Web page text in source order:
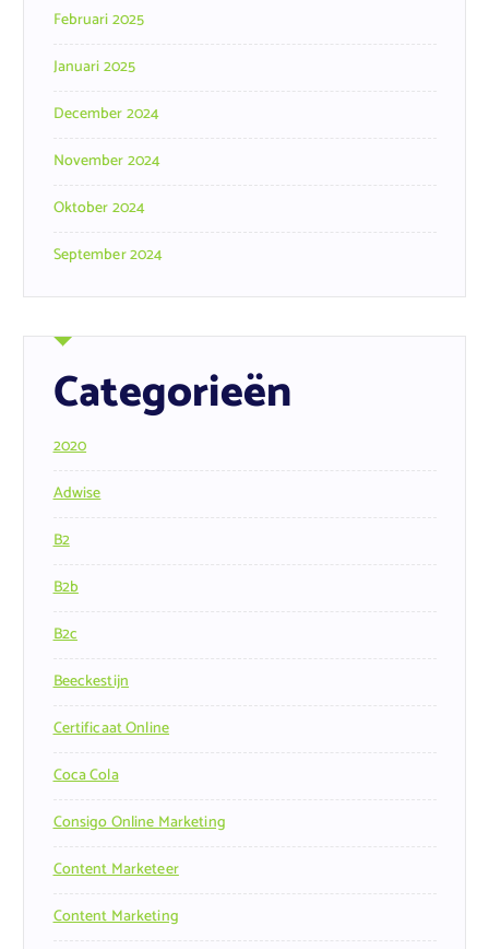
Februari 2025
Januari 2025
December 2024
November 2024
Oktober 2024
September 2024
Categorieën
2020
Adwise
B2
B2b
B2c
Beeckestijn
Certificaat Online
Coca Cola
Consigo Online Marketing
Content Marketeer
Content Marketing